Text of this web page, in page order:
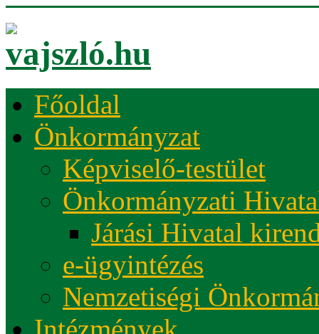
Főoldal
Önkormányzat
Képviselő-testület
Önkormányzati
Járási Hivatal
e-ügyintézés
Nemzetiségi